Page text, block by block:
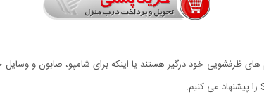
ظرفشویی خود درگیر هستند یا اینکه برای شامپو، صابون و